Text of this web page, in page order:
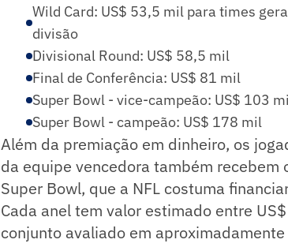
Wild Card: US$ 53,5 mil para times
divisão
Divisional Round: US$ 58,5 mil
Final de Conferência: US$ 81 mil
Super Bowl - vice-campeão: US$ 103
Super Bowl - campeão: US$ 178 mil
Além da premiação em dinheiro, os
da equipe vencedora também
Super Bowl, que a NFL costuma
Cada anel tem valor estimado entre
conjunto avaliado em